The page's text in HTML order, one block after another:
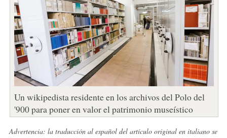
Un wikipedista residente en los archivos del Polo del
'900 para poner en valor el patrimonio museístico
Advertencia: la traducción al español del artículo original en italiano se